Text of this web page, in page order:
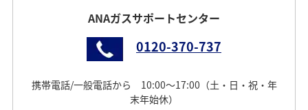
ANAガスサポートセンター
0120-370-737
携帯電話/⼀般電話から 10:00〜17:00（土・日・祝・年
末年始休）